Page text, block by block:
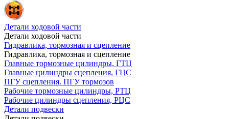
Детали ходовой части
Детали ходовой части
Гидравлика, тормозная и сцепление
Гидравлика, тормозная и сцепление
Главные тормозные цилиндры, ГТЦ
Главные цилиндры сцепления, ГЦС
ПГУ сцепления. ПГУ тормозов
Рабочие тормозные цилиндры, РТЦ
Рабочие цилиндры сцепления, РЦС
Детали подвески